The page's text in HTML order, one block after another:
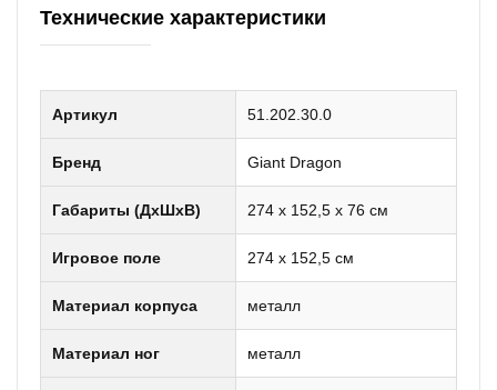
Технические характеристики
Артикул 51.202.30.0
Бренд Giant Dragon
Габариты (ДхШхВ) 274 х 152,5 х 76 см
Игровое поле 274 х 152,5 см
Материал корпуса металл
Материал ног металл